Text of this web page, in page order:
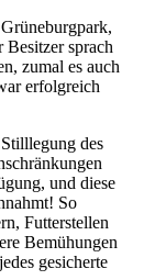
Besitzer sprach
zumal es auch
erfolgreich
des
und diese
So
Futterstellen
Bemühungen
gesicherte